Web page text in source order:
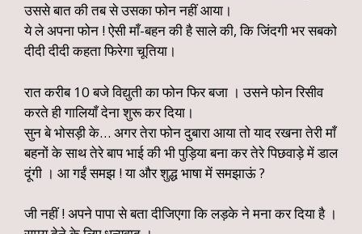
उससे बात की तब से उसका फोन नहीं आया।
ये ले अपना फोन ! ऐसी माँ-बहन की है साले की, कि जिंदगी भर सबको
दीदी दीदी कहता फिरेगा चूतिया।
रात करीब 10 बजे विद्युती का फोन फिर बजा । उसने फोन रिसीव
करते ही गालियाँ देना शुरू कर दिया।
सुन बे भोसड़ी के… अगर तेरा फोन दुबारा आया तो याद रखना तेरी माँ
बहनों के साथ तेरे बाप भाई की भी पुड़िया बना कर तेरे पिछवाड़े में डाल
दूंगी । आ गईं समझ ! या और शुद्ध भाषा में समझाऊं ?
जी नहीं ! अपने पापा से बता दीजिएगा कि लड़के ने मना कर दिया है ।